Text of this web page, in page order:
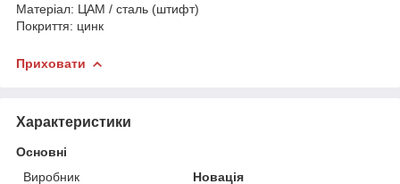
Матеріал: ЦАМ / сталь (штифт)
Покриття: цинк
Приховати
Характеристики
Основні
Виробник
Новація